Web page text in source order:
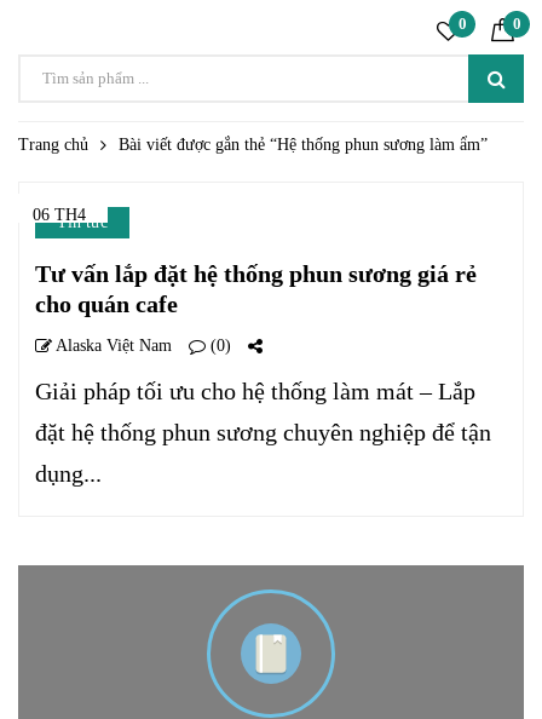
0 0
Trang chủ Bài viết được gắn thẻ “Hệ thống phun sương làm ẩm”
06 TH4
Tin tức
Tư vấn lắp đặt hệ thống phun sương giá rẻ
cho quán cafe
Alaska Việt Nam (0)
Giải pháp tối ưu cho hệ thống làm mát – Lắp
đặt hệ thống phun sương chuyên nghiệp để tận
dụng...